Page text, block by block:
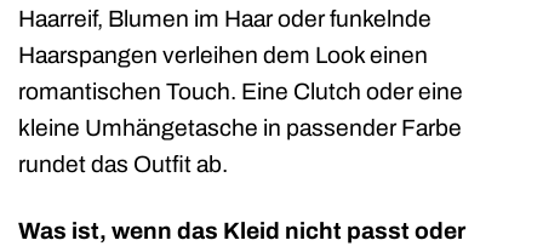
Haarreif, Blumen im Haar oder funkelnde
Haarspangen verleihen dem Look einen
romantischen Touch. Eine Clutch oder eine
kleine Umhängetasche in passender Farbe
rundet das Outfit ab.
Was ist, wenn das Kleid nicht passt oder